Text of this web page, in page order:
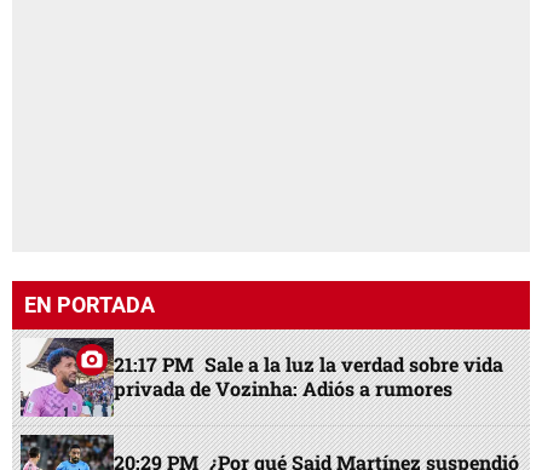
EN PORTADA
21:17 PM Sale a la luz la verdad sobre vida
privada de Vozinha: Adiós a rumores
20:29 PM ¿Por qué Said Martínez suspendió